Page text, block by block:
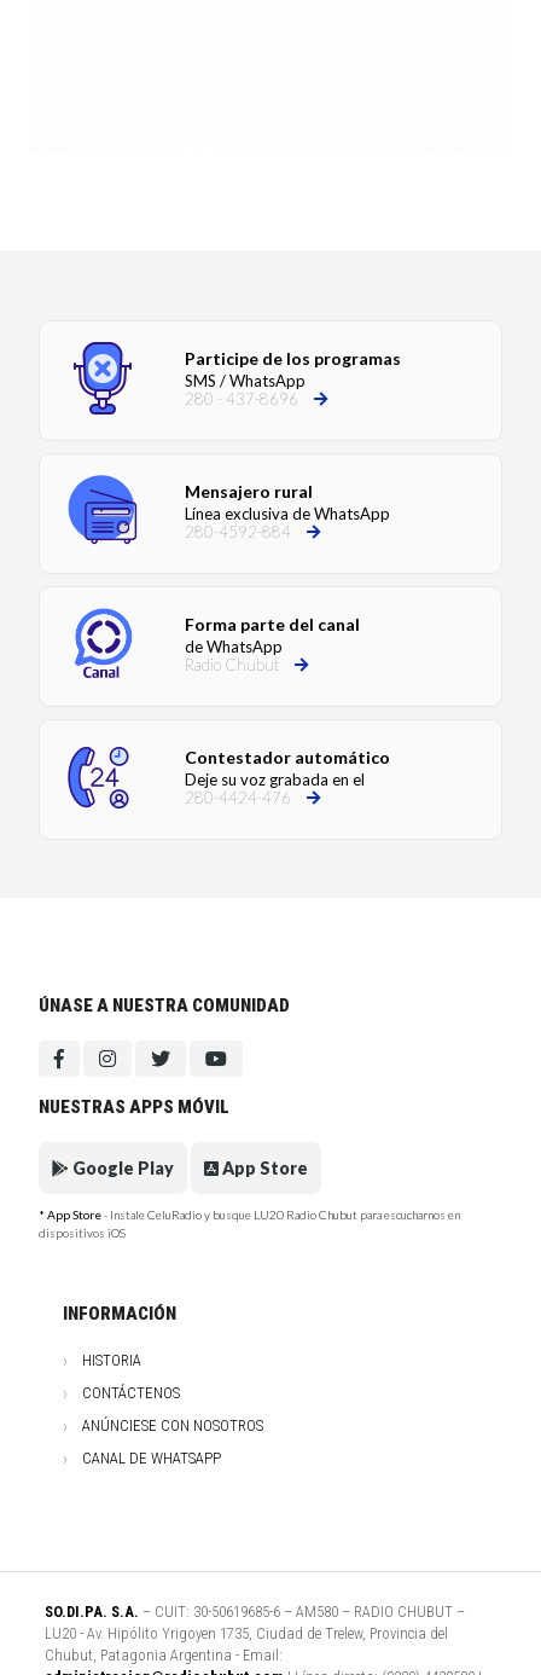
Participe de los programas
SMS / WhatsApp
280 - 437-8696
Mensajero rural
Línea exclusiva de WhatsApp
280-4592-884
Forma parte del canal
de WhatsApp
Radio Chubut
Contestador automático
Deje su voz grabada en el
280-4424-476
ÚNASE A NUESTRA COMUNIDAD
NUESTRAS APPS MÓVIL
Google Play App Store
* App Store- Instale CeluRadio y busque LU20 Radio Chubut para escucharnos en
dispositivos iOS
INFORMACIÓN
HISTORIA
CONTÁCTENOS
ANÚNCIESE CON NOSOTROS
CANAL DE WHATSAPP
SO.DI.PA. S.A. – CUIT: 30-50619685-6 – AM580 – RADIO CHUBUT –
LU20 - Av. Hipólito Yrigoyen 1735, Ciudad de Trelew, Provincia del
Chubut, Patagonia Argentina - Email: